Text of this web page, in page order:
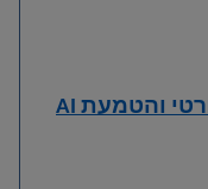
והטמעת AI